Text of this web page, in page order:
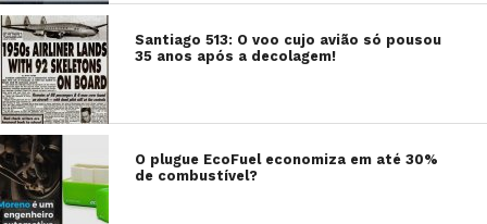
Santiago 513: O voo cujo avião só pousou
35 anos após a decolagem!
O plugue EcoFuel economiza em até 30%
de combustível?